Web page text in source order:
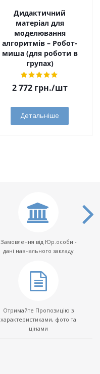
Дидактичний
матеріал для
моделювання
алгоритмів – Робот-
миша (для роботи в
групах)
2 772грн./шт
Детальніше
Замовлення від Юр.особи -
дані навчального закладу
Отримайте Пропозицію з
характеристиками, фото та
цінами